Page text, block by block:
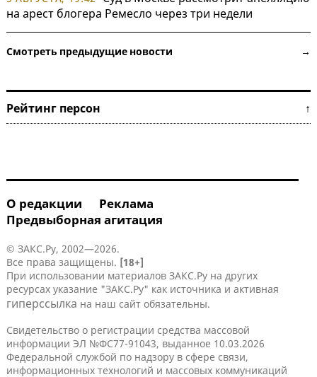
на арест блогера Ремесло через три недели
Смотреть предыдущие новости →
Рейтинг персон ↑
О редакции
Реклама
Предвыборная агитация
© ЗАКС.Ру, 2002—2026.
Все права защищены. [18+]
При использовании материалов ЗАКС.Ру на других
ресурсах указание "ЗАКС.Ру" как источника и активная
гиперссылка на наш сайт обязательны.
Свидетельство о регистрации средства массовой
информации ЭЛ №ФС77-91043, выданное 10.03.2026
Федеральной службой по надзору в сфере связи,
информационных технологий и массовых коммуникаций